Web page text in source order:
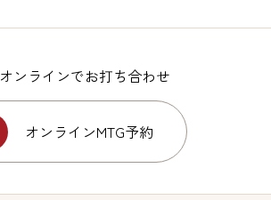
オンラインでお打ち合わせ
オンラインMTG予約